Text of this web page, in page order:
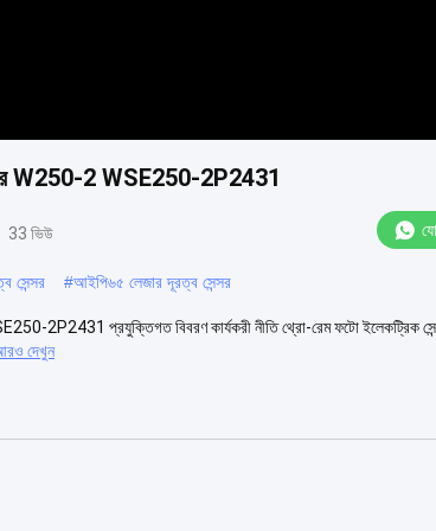
W250-2 WSE250-2P2431
33 ভিউ
সেন্সর #আইপি৬৫ লেজার দূরত্ব সেন্সর
2P2431 প্রযুক্তিগত বিবরণ কার্যকরী নীতি থ্রো-রেম ফটো ইলেকট্রিক
দেখুন